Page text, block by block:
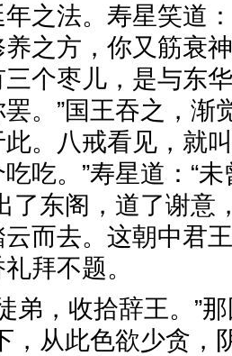
之法。寿星笑道
之方，你又筋衰
个枣儿，是与东
。”国王吞之，渐
。八戒看见，就
吃。”寿星道：“
了东阁，道了谢意
而去。这朝中君
礼拜不题。
弟，收拾辞王。”
，从此色欲少贪，